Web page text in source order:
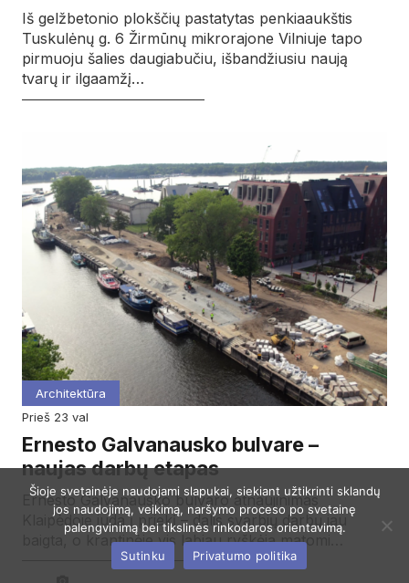
Iš gelžbetonio plokščių pastatytas penkiaaukštis
Tuskulėnų g. 6 Žirmūnų mikrorajone Vilniuje tapo
pirmuoju šalies daugiabučiu, išbandžiusiu naują
tvarų ir ilgaamžį…
Architektūra
prieš 23 val
Ernesto Galvanausko bulvare –
naujas darbų etapas
Ernesto Galvanausko bulvaro atnaujinimas
Klaipėdoje juda į priekį – dalis svarbių darbų jau
baigta, o krantinėje vis labiau ryškėja matomi…
Šioje svetainėje naudojami slapukai, siekiant užtikrinti sklandų
jos naudojimą, veikimą, naršymo proceso po svetainę
palengvinimą bei tikslinės rinkodaros orientavimą.
Sutinku
Privatumo politika